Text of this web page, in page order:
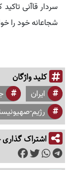
سردار قاآنی
شجاعانه خود را
کلید واژگان
ایران
رژیم-
اشتراک گذاری